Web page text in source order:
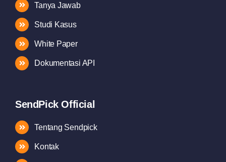
Tanya Jawab
Studi Kasus
White Paper
Dokumentasi API
SendPick Official
Tentang Sendpick
Kontak